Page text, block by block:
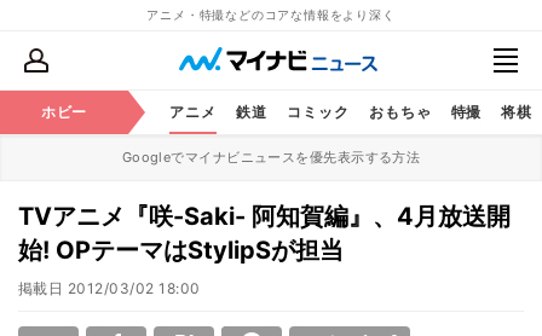
アニメ・特撮などのコアな情報をより深く
ホビー アニメ 鉄道 コミック おもちゃ 特撮 将棋
Googleでマイナビニュースを優先表示する方法
TVアニメ『咲-Saki- 阿知賀編』、4月放送開
始! OPテーマはStylipSが担当
掲載日 2012/03/02 18:00